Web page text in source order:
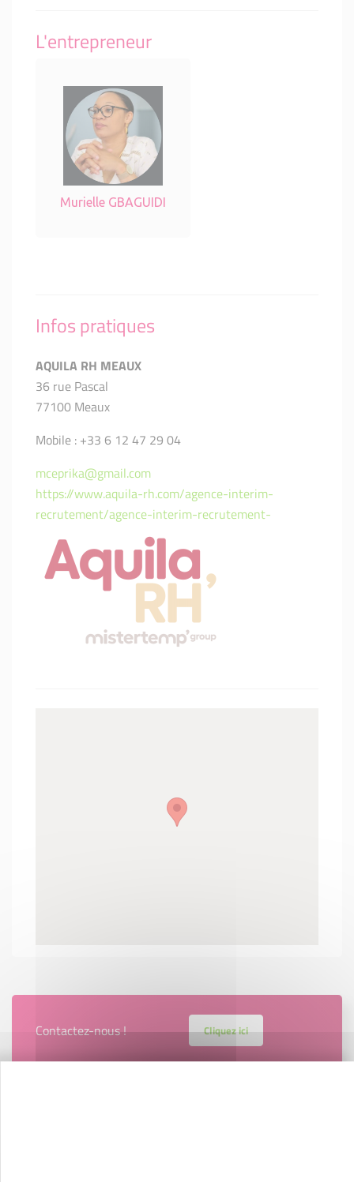
L'entrepreneur
Murielle GBAGUIDI
Infos pratiques
AQUILA RH MEAUX
36 rue Pascal
77100 Meaux
Mobile : +33 6 12 47 29 04
mceprika@gmail.com
https://www.aquila-rh.com/agence-interim-
recrutement/agence-interim-recrutement-
Contactez-nous ! Cliquez ici